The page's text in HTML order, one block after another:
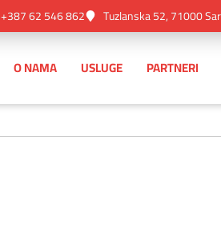
+387 62 546 862 Tuzlanska 52, 71000
O NAMA USLUGE PARTNERI